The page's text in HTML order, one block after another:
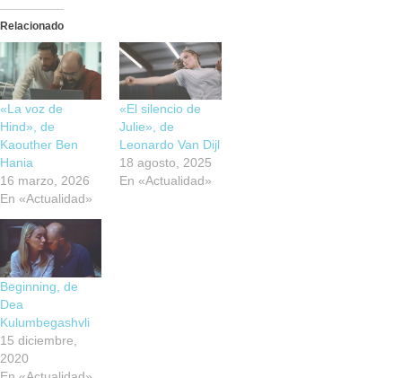
Relacionado
«La voz de
Hind», de
Kaouther Ben
Hania
16 marzo, 2026
En «Actualidad»
«El silencio de
Julie», de
Leonardo Van Dijl
18 agosto, 2025
En «Actualidad»
Beginning, de
Dea
Kulumbegashvli
15 diciembre,
2020